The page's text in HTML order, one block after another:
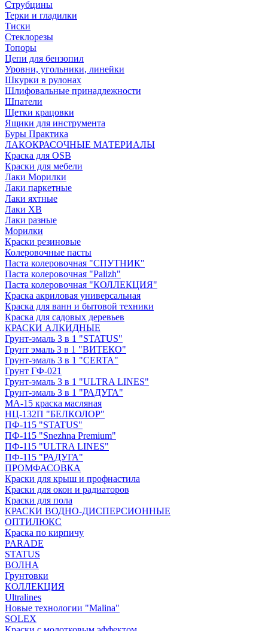
Струбцины
Терки и гладилки
Тиски
Стеклорезы
Топоры
Цепи для бензопил
Уровни, угольники, линейки
Шкурки в рулонах
Шлифовальные принадлежности
Шпатели
Щетки крацовки
Ящики для инструмента
Буры Практика
ЛАКОКРАСОЧНЫЕ МАТЕРИАЛЫ
Краска для OSB
Краски для мебели
Лаки Морилки
Лаки паркетные
Лаки яхтные
Лаки ХВ
Лаки разные
Морилки
Краски резиновые
Колеровочные пасты
Паста колеровочная "СПУТНИК"
Паста колеровочная "Palizh"
Паста колеровочная "КОЛЛЕКЦИЯ"
Краска акриловая универсальная
Краска для ванн и бытовой техники
Краска для садовых деревьев
КРАСКИ АЛКИДНЫЕ
Грунт-эмаль 3 в 1 "STATUS"
Грунт эмаль 3 в 1 "ВИТЕКО"
Грунт-эмаль 3 в 1 "CERTA"
Грунт ГФ-021
Грунт-эмаль 3 в 1 "ULTRA LINES"
Грунт-эмаль 3 в 1 "РАДУГА"
МА-15 краска масляная
НЦ-132П "БЕЛКОЛОР"
ПФ-115 "STATUS"
ПФ-115 "Snezhna Premium"
ПФ-115 "ULTRA LINES"
ПФ-115 "РАДУГА"
ПРОМФАСОВКА
Краски для крыш и профнастила
Краски для окон и радиаторов
Краски для пола
КРАСКИ ВОДНО-ДИСПЕРСИОННЫЕ
ОПТИЛЮКС
Краска по кирпичу
PARADE
STATUS
ВОЛНА
Грунтовки
КОЛЛЕКЦИЯ
Ultralines
Новые технологии "Malina"
SOLEX